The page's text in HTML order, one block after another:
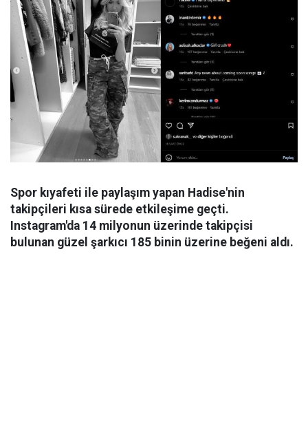
Spor kıyafeti ile paylaşım yapan Hadise'nin
takipçileri kısa sürede etkileşime geçti.
Instagram'da 14 milyonun üzerinde takipçisi
bulunan güzel şarkıcı 185 binin üzerine beğeni aldı.